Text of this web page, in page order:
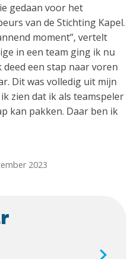
gedaan voor het
van de Stichting Kapel.
moment”, vertelt
in een team ging ik nu
een stap naar voren
Dit was volledig uit mijn
zien dat ik als teamspeler
kan pakken. Daar ben ik
2023